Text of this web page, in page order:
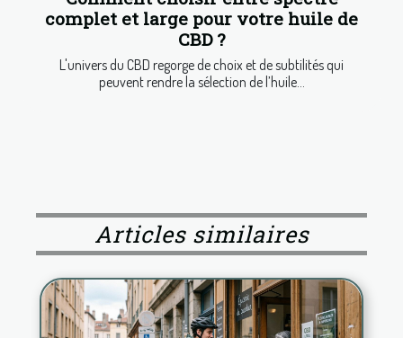
complet et large pour votre huile de
CBD ?
L'univers du CBD regorge de choix et de subtilités qui
peuvent rendre la sélection de l’huile...
Articles similaires